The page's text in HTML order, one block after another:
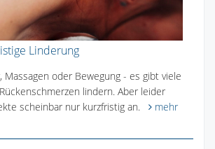
Linderung
Massagen oder Bewegung - es gibt viele
lindern. Aber leider
scheinbar nur kurzfristig an.
mehr